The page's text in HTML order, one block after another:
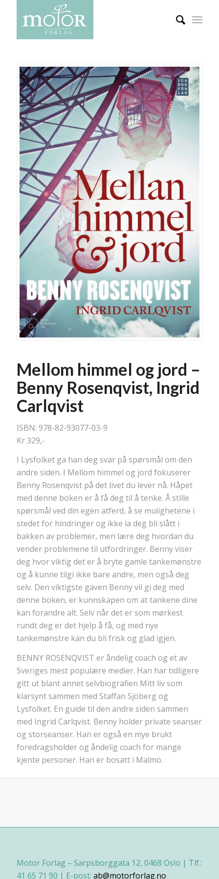
Mellom himmel og jord –
Benny Rosenqvist, Ingrid
Carlqvist
ISBN: 978-82-93077-03-9
Kr 329,-
I Lysfolket ga han deg svar på spørsmål om den
andre siden. I Mellom himmel og jord fokuserer
Benny Rosenqvist på det livet du lever nå. Håpet
med denne boken er å få deg til å tenke. Å stille
spørsmål ved din egen atferd, å se mulighetene i
stedet for hindringer og ikke la deg bli slått i
bakken av problemer, men lære deg hvordan du
vender problemene til utfordringer. Benny viser
deg hvor viktig det er å bryte gamle tankemønstre
og å kunne tilgi ikke bare andre, men også deg
selv. Den viktigste gaven Benny vil gi deg med
denne boken, er kunnskapen om at tankene dine
kan forandre alt. Selv når det er som mørkest
rundt deg er det hjelp å få, og med nye
tankemønstre kan du bli frisk og glad igjen.
BENNY ROSENQVIST er åndelig coach og et av
Sveriges mest populære medier. Han har tidligere
gitt ut blant annet selvbiografien Mitt liv som
klarsynt sammen med Staffan Sjöberg og
Lysfolket. En guide til den andre siden sammen
med Ingrid Carlqvist. Benny holder private seanser
og storseanser. Han er også en mye brukt
foredragsholder og åndelig coach for mange
kjente personer. Han er bosatt i Malmö.
Motor Forlag – Sarpsborggata 12, 0468 Oslo | Tlf.:
41 65 71 90 | E-post: ab@motorforlag.no